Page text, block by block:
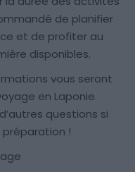
de planifier
et de profiter au
disponibles.
vous seront
en Laponie.
questions si
préparation !